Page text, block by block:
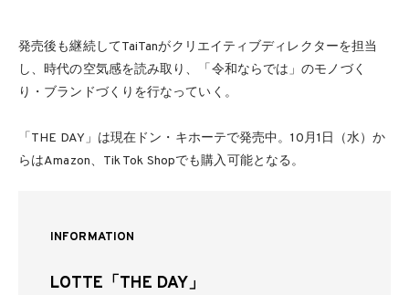
発売後も継続してTaiTanがクリエイティブディレクターを担当
し、時代の空気感を読み取り、「令和ならでは」のモノづく
り・ブランドづくりを行なっていく。
「THE DAY」は現在ドン・キホーテで発売中。10月1日（水）か
らはAmazon、Tik Tok Shopでも購入可能となる。
INFORMATION
LOTTE「THE DAY」